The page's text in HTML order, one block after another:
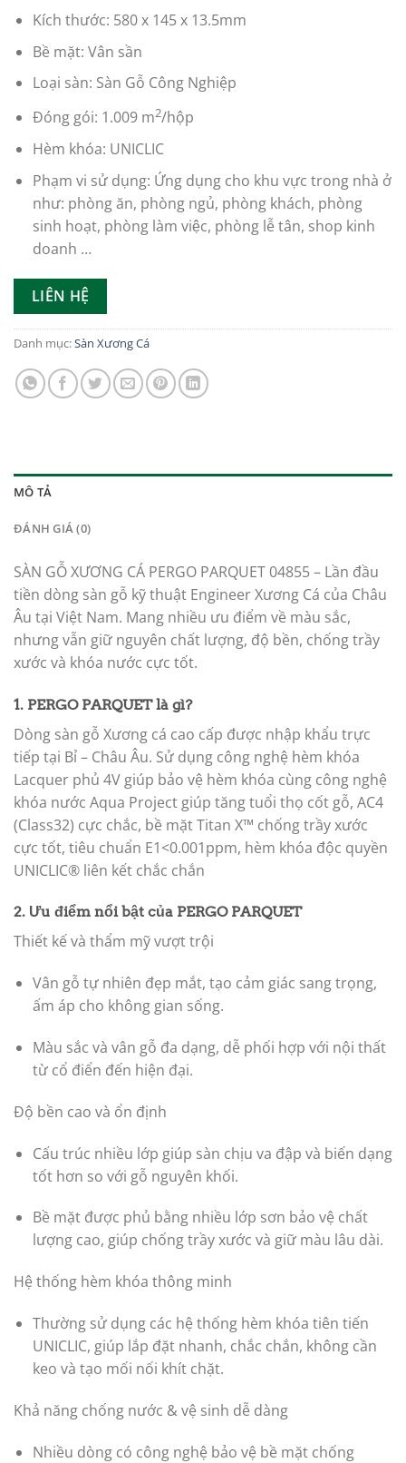
Kích thước: 580 x 145 x 13.5mm
Bề mặt: Vân sần
Loại sàn: Sàn Gỗ Công Nghiệp
Đóng gói: 1.009 m2/hộp
Hèm khóa: UNICLIC
Phạm vi sử dụng: Ứng dụng cho khu vực trong nhà ở
như: phòng ăn, phòng ngủ, phòng khách, phòng
sinh hoạt, phòng làm việc, phòng lễ tân, shop kinh
doanh …
LIÊN HỆ
Danh mục:Sàn Xương Cá
MÔ TẢ
ĐÁNH GIÁ (0)
SÀN GỖ XƯƠNG CÁ PERGO PARQUET 04855 – Lần đầu
tiền dòng sàn gỗ kỹ thuật Engineer Xương Cá của Châu
Âu tại Việt Nam. Mang nhiều ưu điểm về màu sắc,
nhưng vẫn giữ nguyên chất lượng, độ bền, chống trầy
xước và khóa nước cực tốt.
1. PERGO PARQUETlà gì?
Dòng sàn gỗ Xương cá cao cấp được nhập khẩu trực
tiếp tại Bỉ – Châu Âu. Sử dụng công nghệ hèm khóa
Lacquer phủ 4V giúp bảo vệ hèm khóa cùng công nghệ
khóa nước Aqua Project giúp tăng tuổi thọ cốt gỗ, AC4
(Class32) cực chắc, bề mặt Titan X™ chống trầy xước
cực tốt, tiêu chuẩn E1<0.001ppm, hèm khóa độc quyền
UNICLIC® liên kết chắc chắn
2. Ưu điểm nổi bật của PERGO PARQUET
Thiết kế và thẩm mỹ vượt trội
Vân gỗ tự nhiên đẹp mắt, tạo cảm giác sang trọng,
ấm áp cho không gian sống.
Màu sắc và vân gỗ đa dạng, dễ phối hợp với nội thất
từ cổ điển đến hiện đại.
Độ bền cao và ổn định
Cấu trúc nhiều lớp giúp sàn chịu va đập và biến dạng
tốt hơn so với gỗ nguyên khối.
Bề mặt được phủ bằng nhiều lớp sơn bảo vệ chất
lượng cao, giúp chống trầy xước và giữ màu lâu dài.
Hệ thống hèm khóa thông minh
Thường sử dụng các hệ thống hèm khóa tiên tiến
UNICLIC, giúp lắp đặt nhanh, chắc chắn, không cần
keo và tạo mối nối khít chặt.
Khả năng chống nước & vệ sinh dễ dàng
Nhiều dòng có công nghệ bảo vệ bề mặt chống